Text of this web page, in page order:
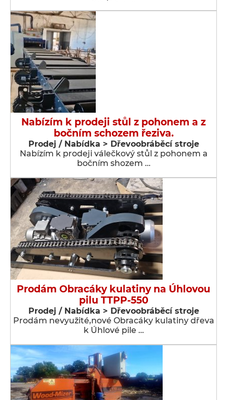
Nabízím k prodeji stůl z pohonem a z
bočním schozem řeziva.
Prodej / Nabídka > Dřevoobráběcí stroje
Nabízím k prodeji válečkový stůl z pohonem a
bočním shozem …
Prodám Obracáky kulatiny na Úhlovou
pilu TTPP-550
Prodej / Nabídka > Dřevoobráběcí stroje
Prodám nevyužité,nové Obracáky kulatiny dřeva
k Úhlové pile …